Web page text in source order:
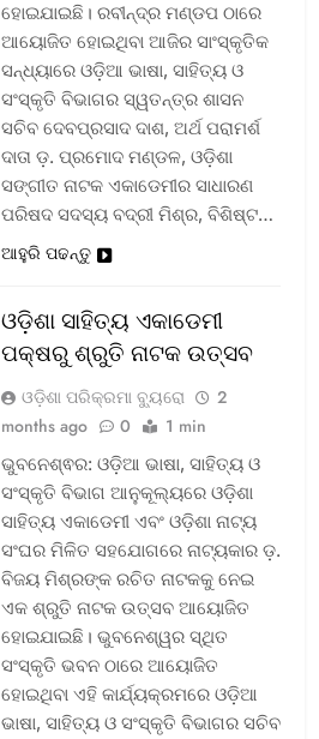
ହୋଇଯାଇଛି। ରବୀନ୍ଦ୍ର ମଣ୍ଡପ ଠାରେ
ଆୟୋଜିତ ହୋଇଥିବା ଆଜିର ସାଂସ୍କୃତିକ
ସନ୍ଧ୍ୟାରେ ଓଡ଼ିଆ ଭାଷା, ସାହିତ୍ୟ ଓ
ସଂସ୍କୃତି ବିଭାଗର ସ୍ୱତନ୍ତ୍ର ଶାସନ
ସଚିବ ଦେବପ୍ରସାଦ ଦାଶ, ଅର୍ଥ ପରାମର୍ଶ
ଦାତା ଡ଼. ପ୍ରମୋଦ ମଣ୍ଡଳ, ଓଡ଼ିଶା
ସଙ୍ଗୀତ ନାଟକ ଏକାଡେମୀର ସାଧାରଣ
ପରିଷଦ ସଦସ୍ୟ ବଦ୍ରୀ ମିଶ୍ର, ବିଶିଷ୍ଟ…
ଆହୁରି ପଢନ୍ତୁ
ଓଡ଼ିଶା ସାହିତ୍ୟ ଏକାଡେମୀ
ପକ୍ଷରୁ ଶ୍ରୁତି ନାଟକ ଉତ୍ସବ
ଓଡ଼ିଶା ପରିକ୍ରମା ବ୍ୟୁରୋ
2
months ago
0 1 min
ଭୁବନେଶ୍ଵର: ଓଡ଼ିଆ ଭାଷା, ସାହିତ୍ୟ ଓ
ସଂସ୍କୃତି ବିଭାଗ ଆନୁକୂଲ୍ୟରେ ଓଡ଼ିଶା
ସାହିତ୍ୟ ଏକାଡେମୀ ଏବଂ ଓଡ଼ିଶା ନାଟ୍ୟ
ସଂଘର ମିଳିତ ସହଯୋଗରେ ନାଟ୍ୟକାର ଡ଼.
ବିଜୟ ମିଶ୍ରଙ୍କ ରଚିତ ନାଟକକୁ ନେଇ
ଏକ ଶ୍ରୁତି ନାଟକ ଉତ୍ସବ ଆୟୋଜିତ
ହୋଇଯାଇଛି। ଭୁବନେଶ୍ୱର ସ୍ଥିତ
ସଂସ୍କୃତି ଭବନ ଠାରେ ଆୟୋଜିତ
ହୋଇଥିବା ଏହି କାର୍ଯ୍ୟକ୍ରମରେ ଓଡ଼ିଆ
ଭାଷା, ସାହିତ୍ୟ ଓ ସଂସ୍କୃତି ବିଭାଗର ସଚିବ